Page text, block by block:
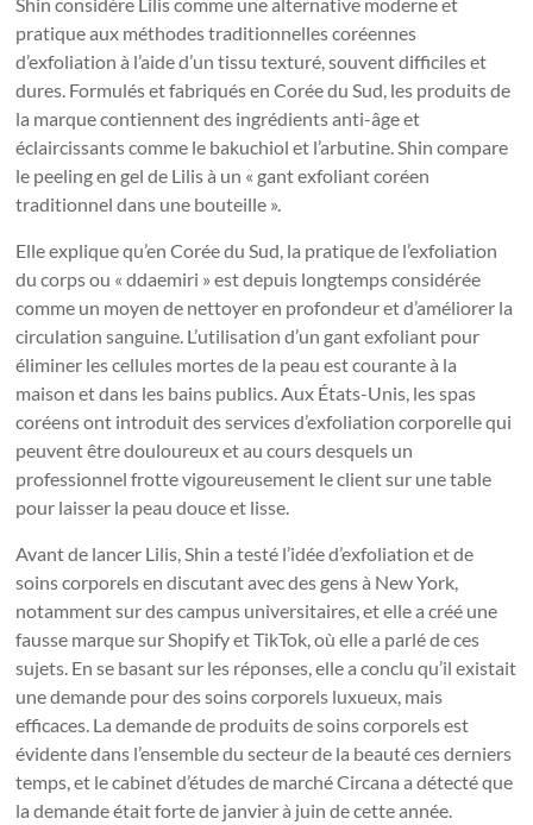
pratique aux méthodes traditionnelles coréennes
d’exfoliation à l’aide d’un tissu texturé, souvent difficiles et
dures. Formulés et fabriqués en Corée du Sud, les produits de
la marque contiennent des ingrédients anti-âge et
éclaircissants comme le bakuchiol et l’arbutine. Shin compare
le peeling en gel de Lilis à un « gant exfoliant coréen
traditionnel dans une bouteille ».
Elle explique qu’en Corée du Sud, la pratique de l’exfoliation
du corps ou « ddaemiri » est depuis longtemps considérée
comme un moyen de nettoyer en profondeur et d’améliorer la
circulation sanguine. L’utilisation d’un gant exfoliant pour
éliminer les cellules mortes de la peau est courante à la
maison et dans les bains publics. Aux États-Unis, les spas
coréens ont introduit des services d’exfoliation corporelle qui
peuvent être douloureux et au cours desquels un
professionnel frotte vigoureusement le client sur une table
pour laisser la peau douce et lisse.
Avant de lancer Lilis, Shin a testé l’idée d’exfoliation et de
soins corporels en discutant avec des gens à New York,
notamment sur des campus universitaires, et elle a créé une
fausse marque sur Shopify et TikTok, où elle a parlé de ces
sujets. En se basant sur les réponses, elle a conclu qu’il existait
une demande pour des soins corporels luxueux, mais
efficaces. La demande de produits de soins corporels est
évidente dans l’ensemble du secteur de la beauté ces derniers
temps, et le cabinet d’études de marché Circana a détecté que
la demande était forte de janvier à juin de cette année.